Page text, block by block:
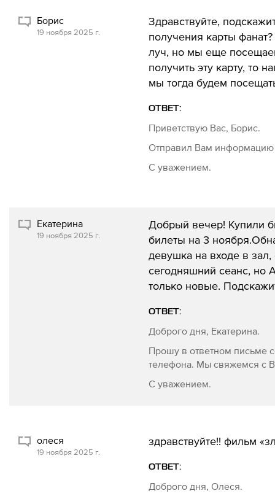
Борис
19 ноября 2025 г.
Здравствуйте,
получения карты
луч, но мы еще
получить эту карту, то
мы тогда будем
ОТВЕТ:
Приветствую Вас, Борис.
Отправил Вам информацию
С уважением.
Екатерина
19 ноября 2025 г.
Добрый вечер! Купили
билеты на 3
девушка на входе в
сегодняшний сеанс, но
только новые.
ОТВЕТ:
Доброго дня, Екатерина.
Прошу в ответном письме
телефона. Мы свяжемся с
С уважением.
олеся
19 ноября 2025 г.
здравствуйте!! фильм
ОТВЕТ:
Доброго дня, Олеся.